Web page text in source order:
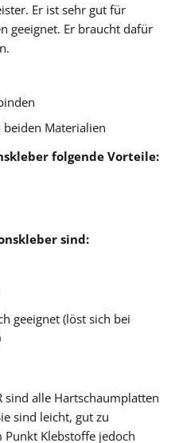
Er ist sehr gut für
geeignet. Er braucht dafür
beiden Materialien
folgende Vorteile:
sind:
geeignet (löst sich bei
sind alle Hartschaumplatten
sind leicht, gut zu
Klebstoffe jedoch